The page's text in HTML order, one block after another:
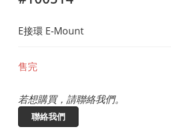
E接環 E-Mount
售完
若想購買，請聯絡我們。
聯絡我們